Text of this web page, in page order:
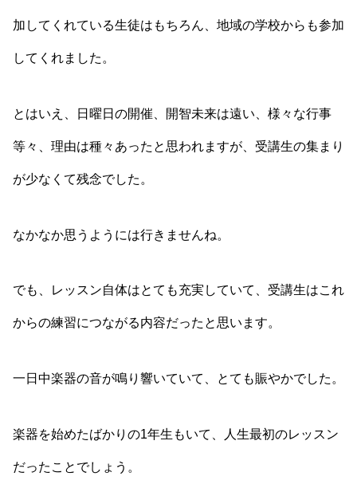
加してくれている生徒はもちろん、地域の学校からも参加
してくれました。
とはいえ、日曜日の開催、開智未来は遠い、様々な行事
等々、理由は種々あったと思われますが、受講生の集まり
が少なくて残念でした。
なかなか思うようには行きませんね。
でも、レッスン自体はとても充実していて、受講生はこれ
からの練習につながる内容だったと思います。
一日中楽器の音が鳴り響いていて、とても賑やかでした。
楽器を始めたばかりの1年生もいて、人生最初のレッスン
だったことでしょう。